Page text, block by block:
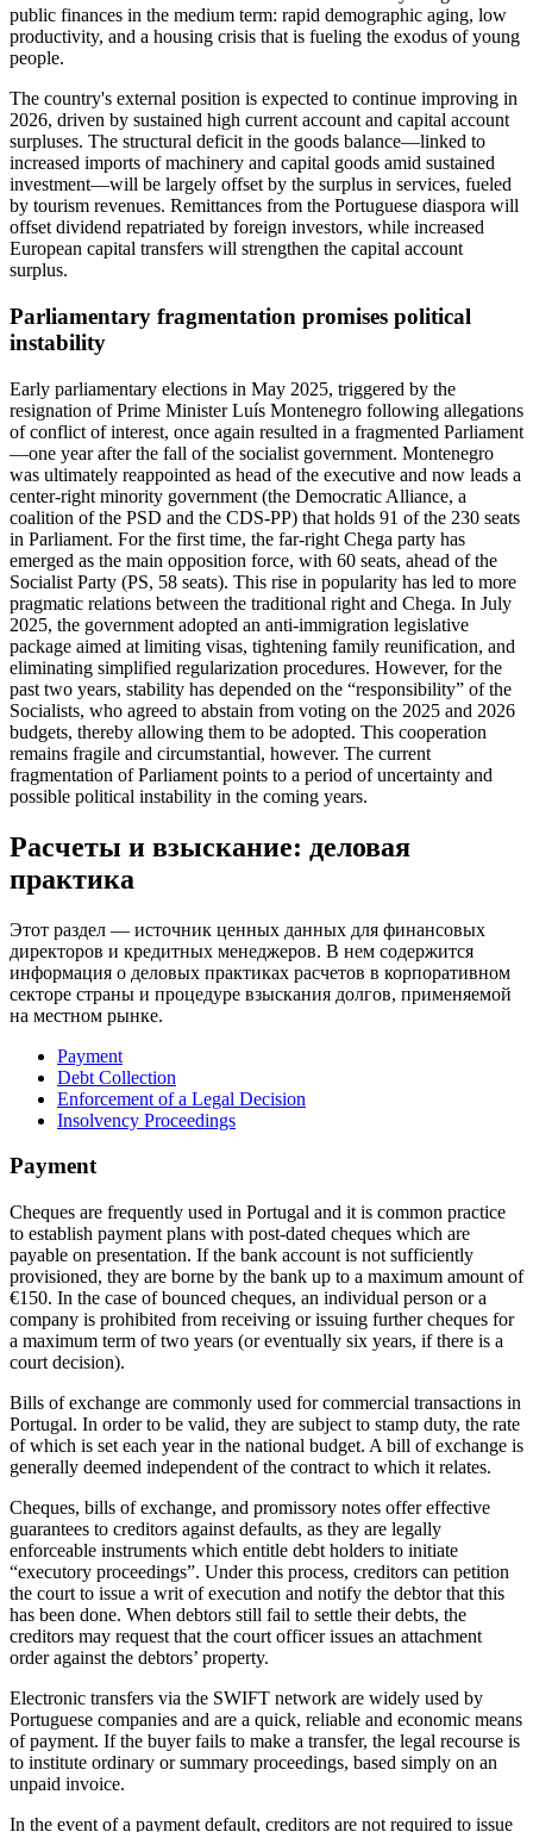
public finances in the medium term: rapid demographic aging, low
productivity, and a housing crisis that is fueling the exodus of young
people.
The country's external position is expected to continue improving in
2026, driven by sustained high current account and capital account
surpluses. The structural deficit in the goods balance—linked to
increased imports of machinery and capital goods amid sustained
investment—will be largely offset by the surplus in services, fueled
by tourism revenues. Remittances from the Portuguese diaspora will
offset dividend repatriated by foreign investors, while increased
European capital transfers will strengthen the capital account
surplus.
Parliamentary fragmentation promises political
instability
Early parliamentary elections in May 2025, triggered by the
resignation of Prime Minister Luís Montenegro following allegations
of conflict of interest, once again resulted in a fragmented Parliament
—one year after the fall of the socialist government. Montenegro
was ultimately reappointed as head of the executive and now leads a
center-right minority government (the Democratic Alliance, a
coalition of the PSD and the CDS-PP) that holds 91 of the 230 seats
in Parliament. For the first time, the far-right Chega party has
emerged as the main opposition force, with 60 seats, ahead of the
Socialist Party (PS, 58 seats). This rise in popularity has led to more
pragmatic relations between the traditional right and Chega. In July
2025, the government adopted an anti-immigration legislative
package aimed at limiting visas, tightening family reunification, and
eliminating simplified regularization procedures. However, for the
past two years, stability has depended on the “responsibility” of the
Socialists, who agreed to abstain from voting on the 2025 and 2026
budgets, thereby allowing them to be adopted. This cooperation
remains fragile and circumstantial, however. The current
fragmentation of Parliament points to a period of uncertainty and
possible political instability in the coming years.
Расчеты и взыскание: деловая
практика
Этот раздел — источник ценных данных для финансовых
директоров и кредитных менеджеров. В нем содержится
информация о деловых практиках расчетов в корпоративном
секторе страны и процедуре взыскания долгов, применяемой
на местном рынке.
Payment
Debt Collection
Enforcement of a Legal Decision
Insolvency Proceedings
Payment
Cheques are frequently used in Portugal and it is common practice
to establish payment plans with post-dated cheques which are
payable on presentation. If the bank account is not sufficiently
provisioned, they are borne by the bank up to a maximum amount of
€150. In the case of bounced cheques, an individual person or a
company is prohibited from receiving or issuing further cheques for
a maximum term of two years (or eventually six years, if there is a
court decision).
Bills of exchange are commonly used for commercial transactions in
Portugal. In order to be valid, they are subject to stamp duty, the rate
of which is set each year in the national budget. A bill of exchange is
generally deemed independent of the contract to which it relates.
Cheques, bills of exchange, and promissory notes offer effective
guarantees to creditors against defaults, as they are legally
enforceable instruments which entitle debt holders to initiate
“executory proceedings”. Under this process, creditors can petition
the court to issue a writ of execution and notify the debtor that this
has been done. When debtors still fail to settle their debts, the
creditors may request that the court officer issues an attachment
order against the debtors’ property.
Electronic transfers via the SWIFT network are widely used by
Portuguese companies and are a quick, reliable and economic means
of payment. If the buyer fails to make a transfer, the legal recourse is
to institute ordinary or summary proceedings, based simply on an
unpaid invoice.
In the event of a payment default, creditors are not required to issue